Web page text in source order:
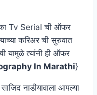
Tv Serial ची ऑफर
करिअर ची सुरुवात
यामुळे त्यांनी ही ऑफर
In Marathi}
नाडीयावाला आपल्या